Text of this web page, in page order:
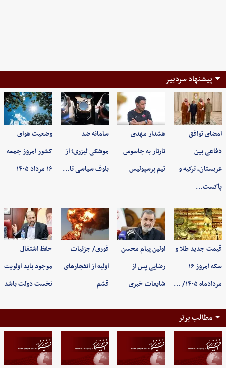
پیشنهاد سردبیر
امضای توافق
دفاعی بین
عربستان، ترکیه و
پاکست…
هشدار مهدی
تارتار به جاسوس
تیم پرسپولیس
سامانه ضد
موشکی لیزری؛ از
بلوف سیاسی تا…
وضعیت هوای
کشور امروز جمعه
۱۶ مرداد ۱۴۰۵
قیمت جدید طلا و
سکه امروز ۱۶
مردادماه ۱۴۰۵/ …
اولین پیام محسن
رضایی پس از
شایعات خبری
فوری/ جزئیات
اولیه از انفجارهای
قشم
حفظ اشتغال
موجود باید اولویت
نخست دولت باشد
مطالب برتر